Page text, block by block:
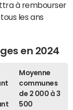
à rembourser
les ans
en 2024
Moyenne
communes
de 2 000 à 3
500